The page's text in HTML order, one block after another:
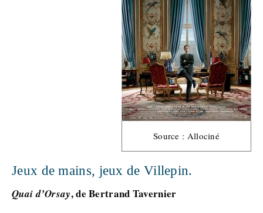
Source : Allociné
Jeux de mains, jeux de Villepin.
Quai d’Orsay, de Bertrand Tavernier